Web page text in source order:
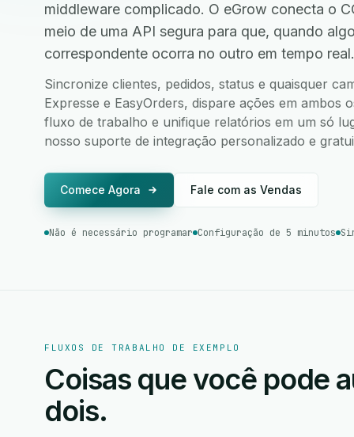
middleware complicado. O eGrow conecta o
meio de uma API segura para que, quando
correspondente ocorra no outro em tempo real.
Sincronize clientes, pedidos, status e quaisquer
Expresse e EasyOrders, dispare ações em ambos
fluxo de trabalho e unifique relatórios em um só
nosso suporte de integração personalizado e
Comece Agora Fale com as Vendas
Não é necessário programar Configuração de 5 minutos
FLUXOS DE TRABALHO DE EXEMPLO
Coisas que você pode
dois.